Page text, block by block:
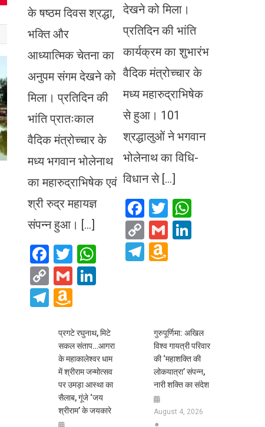
के षष्ठम दिवस श्रद्धा,
भक्ति और
आध्यात्मिक चेतना का
अनुपम संगम देखने को
मिला। प्रतिदिन की
भांति प्रातःकाल
वैदिक मंत्रोच्चार के
मध्य भगवान भोलेनाथ
का महारुद्राभिषेक एवं
श्री रुद्र महायज्ञ
संपन्न हुआ। […]
Facebook
TwitterWhatsApp
Copy
Link
Gmail
Telegram
List
देखने को मिला।
प्रतिदिन की भांति
कार्यक्रम का शुभारंभ
वैदिक मंत्रोच्चार के
मध्य महारुद्राभिषेक
से हुआ। 101
श्रद्धालुओं ने भगवान
भोलेनाथ का विधि-
विधान से […]
Facebook
Twitter
Copy
Link
Gmail
Telegram
प्रगटे रघुनाथ, मिटे
सकल संताप…आगरा
के महाकालेश्वर धाम
में श्रीराम जन्मोत्सव
पर उमड़ा आस्था का
सैलाब, गूंजे ‘जय
श्रीराम’ के जयकारे
गुरुपूर्णिमा: अखिल
विश्व गायत्री परिवार
की ‘महाशक्ति की
लोकयात्रा’ संपन्न,
नारी शक्ति का संदेश
August 4, 2026